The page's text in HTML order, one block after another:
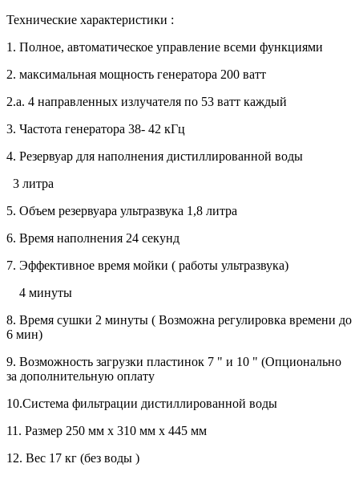
Технические характеристики :
1. Полное, автоматическое управление всеми функциями
2. максимальная мощность генератора 200 ватт
2.а. 4 направленных излучателя по 53 ватт каждый
3. Частота генератора 38- 42 кГц
4. Резервуар для наполнения дистиллированной воды
3 литра
5. Объем резервуара ультразвука 1,8 литра
6. Время наполнения 24 секунд
7. Эффективное время мойки ( работы ультразвука)
4 минуты
8. Время сушки 2 минуты ( Возможна регулировка времени до
6 мин)
9. Возможность загрузки пластинок 7 " и 10 " (Опционально
за дополнительную оплату
10.Система фильтрации дистиллированной воды
11. Размер 250 мм х 310 мм х 445 мм
12. Вес 17 кг (без воды )